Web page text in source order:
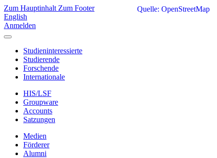
Zum Hauptinhalt Zum Footer
English
Anmelden
Studieninteressierte
Studierende
Forschende
Internationale
HIS/LSF
Groupware
Accounts
Satzungen
Medien
Förderer
Alumni
Quelle: OpenStreetMap